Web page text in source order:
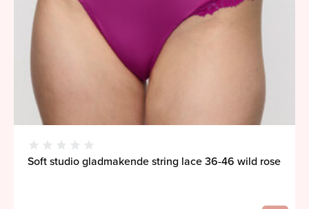
Soft studio gladmakende string lace 36-46 wild rose